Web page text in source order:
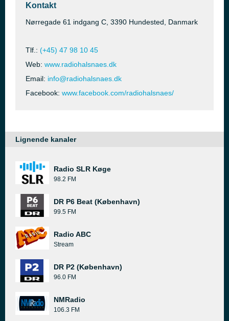
Kontakt
Nørregade 61 indgang C, 3390 Hundested, Danmark
Tlf.: (+45) 47 98 10 45
Web: www.radiohalsnaes.dk
Email: info@radiohalsnaes.dk
Facebook: www.facebook.com/radiohalsnaes/
Lignende kanaler
Radio SLR Køge
98.2 FM
DR P6 Beat (København)
99.5 FM
Radio ABC
Stream
DR P2 (København)
96.0 FM
NMRadio
106.3 FM